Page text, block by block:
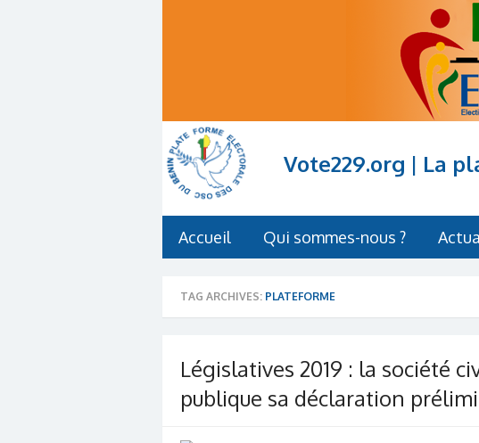
Vote229.org | La
Accueil Qui sommes-nous ?
TAG ARCHIVES: PLATEFORME
Législatives 2019 : la société
publique sa déclaration